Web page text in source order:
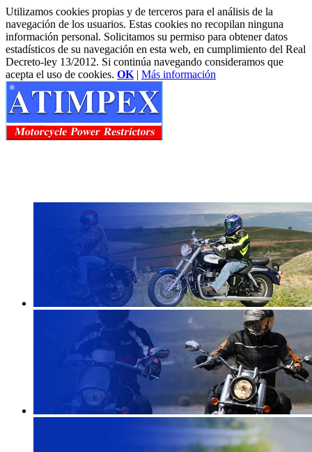
Utilizamos cookies propias y de terceros para el análisis de la
navegación de los usuarios. Estas cookies no recopilan ninguna
información personal. Solicitamos su permiso para obtener datos
estadísticos de su navegación en esta web, en cumplimiento del Real
Decreto-ley 13/2012. Si continúa navegando consideramos que
acepta el uso de cookies. OK | Más información